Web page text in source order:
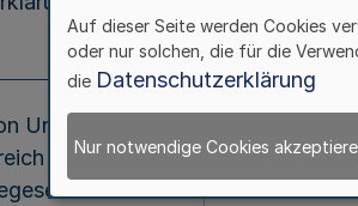
Unternehmen
des
Auf dieser Seite werden Cookies
oder nur solchen, die für die
die Datenschutzerklärung
Nur notwendige Cookies